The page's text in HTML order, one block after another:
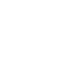
비, 입원비, 통